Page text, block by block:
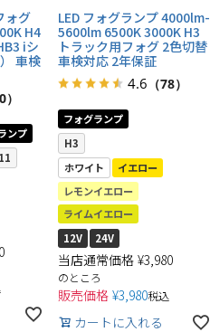
ォグ
H4
iシ
車検
）
ンプ
LED フォグランプ 4000lm-
5600lm 6500K 3000K H3
トラック用フォグ 2色切替
車検対応 2年保証
4.6 （78）
フォグランプ
H3
ホワイト
イエロー
レモンイエロー
ライムイエロー
12V
24V
当店通常価格 ¥3,980
のところ
販売価格 ¥3,980税込
カートに入れる